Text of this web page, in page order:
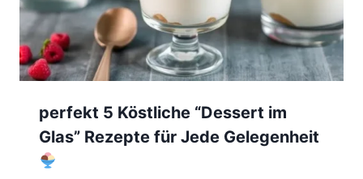
perfekt 5 Köstliche “Dessert im
Glas” Rezepte für Jede Gelegenheit